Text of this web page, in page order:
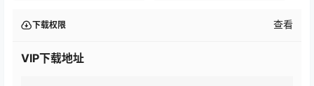
下载权限 查看
VIP下载地址